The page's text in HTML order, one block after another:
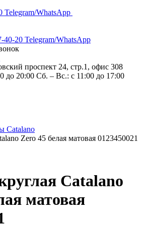
Telegram/WhatsApp
40-20 Telegram/WhatsApp
проспект 24, стр.1, офис 308
до 20:00 Сб. – Вс.: с 11:00 до 17:00
Catalano
Zero 45 белая матовая 0123450021
Catalano
матовая